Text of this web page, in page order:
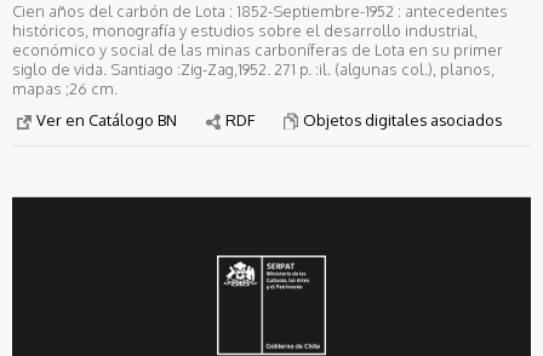
Cien años del carbón de Lota : 1852-Septiembre-1952 : antecedentes
históricos, monografía y estudios sobre el desarrollo industrial,
económico y social de las minas carboníferas de Lota en su primer
siglo de vida. Santiago :Zig-Zag,1952. 271 p. :il. (algunas col.), planos,
mapas ;26 cm.
Ver en Catálogo BN
RDF Objetos digitales asociados